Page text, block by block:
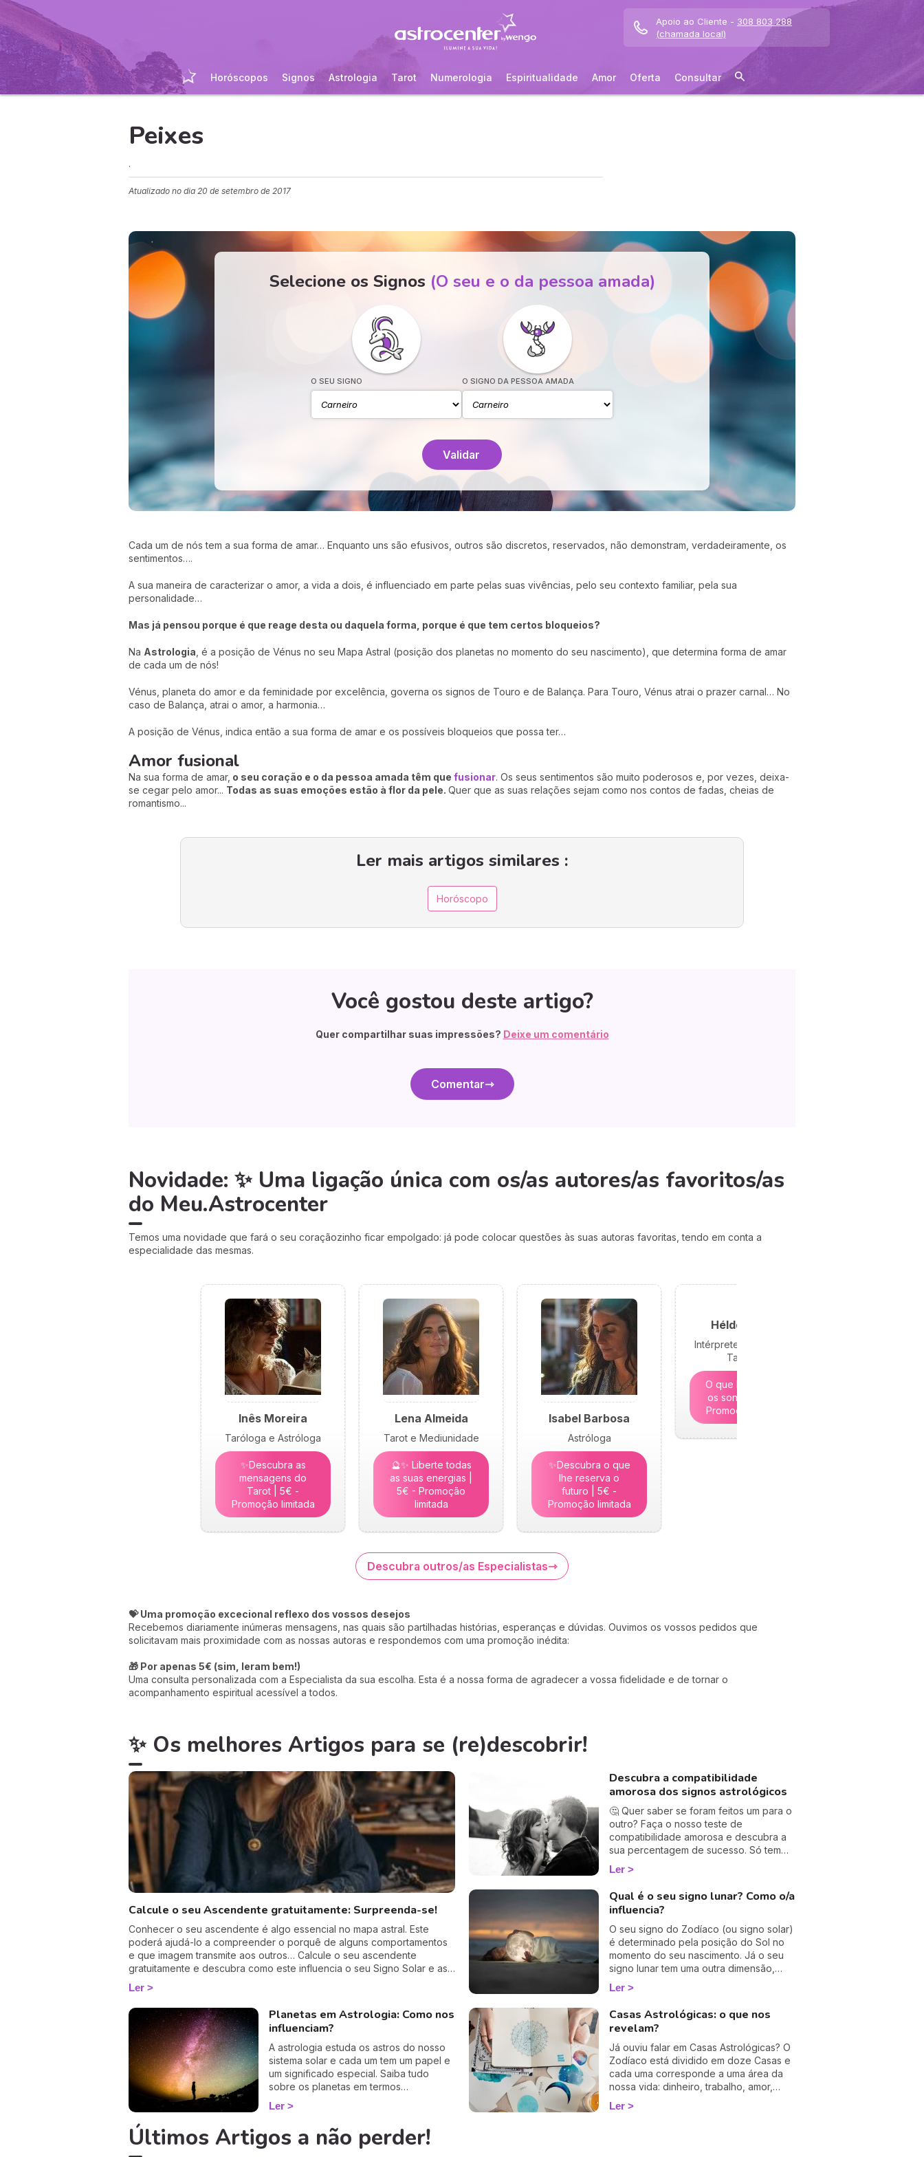
Apoio ao Cliente - 308 803 288
(chamada local)
Horóscopos Signos Astrologia Tarot Numerologia Espiritualidade Amor Oferta Consultar
Peixes
.
Atualizado no dia 20 de setembro de 2017
Selecione os Signos (O seu e o da pessoa amada)
O SEU SIGNO O SIGNO DA PESSOA AMADA
Validar
Cada um de nós tem a sua forma de amar… Enquanto uns são efusivos, outros são discretos, reservados, não demonstram, verdadeiramente, os
sentimentos….
A sua maneira de caracterizar o amor, a vida a dois, é influenciado em parte pelas suas vivências, pelo seu contexto familiar, pela sua
personalidade…
Mas já pensou porque é que reage desta ou daquela forma, porque é que tem certos bloqueios?
Na Astrologia , é a posição de Vénus no seu Mapa Astral (posição dos planetas no momento do seu nascimento), que determina forma de amar
de cada um de nós!
Vénus, planeta do amor e da feminidade por excelência, governa os signos de Touro e de Balança. Para Touro, Vénus atrai o prazer carnal… No
caso de Balança, atrai o amor, a harmonia…
A posição de Vénus, indica então a sua forma de amar e os possíveis bloqueios que possa ter…
Amor fusional
Na sua forma de amar, o seu coração e o da pessoa amada têm que fusionar. Os seus sentimentos são muito poderosos e, por vezes, deixa-
se cegar pelo amor... Todas as suas emoções estão à flor da pele. Quer que as suas relações sejam como nos contos de fadas, cheias de
romantismo...
Ler mais artigos similares :
Horóscopo
Você gostou deste artigo?
Quer compartilhar suas impressões? Deixe um comentário
Comentar
Novidade: ✨ Uma ligação única com os/as autores/as favoritos/as
do Meu.Astrocenter
Temos uma novidade que fará o seu coraçãozinho ficar empolgado: já pode colocar questões às suas autoras favoritas, tendo em conta a
especialidade das mesmas.
Inês Moreira
Taróloga e Astróloga
✨Descubra as
mensagens do
Tarot | 5€ -
Promoção limitada
Lena Almeida
Tarot e Mediunidade
🔮✨ Liberte todas
as suas energias |
5€ - Promoção
limitada
Isabel Barbosa
Astróloga
✨Descubra o que
lhe reserva o
futuro | 5€ -
Promoção limitada
Hélder Sousa
Intérprete de Sonhos e
Tarólogo
O que lhe revelam
os sonhos? | 5€ -
Promoção limitada
Descubra outros/as Especialistas
💝 Uma promoção excecional reflexo dos vossos desejos
Recebemos diariamente inúmeras mensagens, nas quais são partilhadas histórias, esperanças e dúvidas. Ouvimos os vossos pedidos que
solicitavam mais proximidade com as nossas autoras e respondemos com uma promoção inédita:
🎁 Por apenas 5€ (sim, leram bem!)
Uma consulta personalizada com a Especialista da sua escolha. Esta é a nossa forma de agradecer a vossa fidelidade e de tornar o
acompanhamento espiritual acessível a todos.
✨ Os melhores Artigos para se (re)descobrir!
Calcule o seu Ascendente gratuitamente: Surpreenda-se!
Conhecer o seu ascendente é algo essencial no mapa astral. Este
poderá ajudá-lo a compreender o porquê de alguns comportamentos
e que imagem transmite aos outros… Calcule o seu ascendente
gratuitamente e descubra como este influencia o seu Signo Solar e as
suas relações. É um cálculo simples e fiável a 100%, apenas precisa de
ter a hora e o local do seu nascimento.
Ler
Descubra a compatibilidade
amorosa dos signos astrológicos
🤔 Quer saber se foram feitos um para o
outro? Faça o nosso teste de
compatibilidade amorosa e descubra a
sua percentagem de sucesso. Só tem
de colocar o seu signo astrológico e o
da sua cara-metade para descobrir as
vossas afinidades. Não se esqueça de
deixar um comentário para dizer o que
achou! 💕🌈
Ler
Qual é o seu signo lunar? Como o/a
influencia?
O seu signo do Zodíaco (ou signo solar)
é determinado pela posição do Sol no
momento do seu nascimento. Já o seu
signo lunar tem uma outra dimensão,
também essencial mais menos
conhecida. Na astrologia, a Lua
simboliza o inconsciente, as emoções
profundas e as reações instintivas que
se manifestam quando não estamos sob
a influência do nosso ego solar. 🌜
Ler
Planetas em Astrologia: Como nos
influenciam?
A astrologia estuda os astros do nosso
sistema solar e cada um tem um papel e
um significado especial. Saiba tudo
sobre os planetas em termos
astronómicos e astrológicos e descubra
como os astros o/a poderão influenciar...
Ler
Casas Astrológicas: o que nos
revelam?
Já ouviu falar em Casas Astrológicas? O
Zodíaco está dividido em doze Casas e
cada uma corresponde a uma área da
nossa vida: dinheiro, trabalho, amor,
família... Calculadas a partir da hora do
nascimento, estas são imprescindíveis
Ler
Últimos Artigos a não perder!